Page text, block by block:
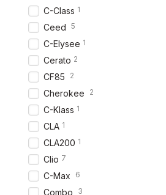
C-Class 1
Ceed 5
C-Elysee 1
Cerato 2
CF85 2
Cherokee 2
C-Klass 1
CLA 1
CLA200 1
Clio 7
C-Max 6
Combo 3